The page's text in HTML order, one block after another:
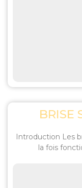
BRISE
Introduction Les
la fois